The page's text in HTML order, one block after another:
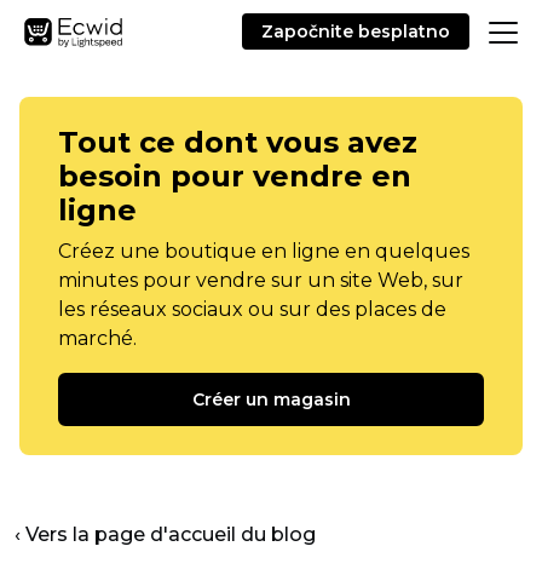
Započnite besplatno
Tout ce dont vous avez
besoin pour vendre en
ligne
Créez une boutique en ligne en quelques
minutes pour vendre sur un site Web, sur
les réseaux sociaux ou sur des places de
marché.
Créer un magasin
‹ Vers la page d'accueil du blog